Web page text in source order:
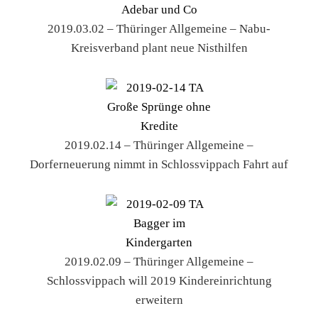
2019.03.02 – Thüringer Allgemeine – Nabu-
Kreisverband plant neue Nisthilfen
2019.02.14 – Thüringer Allgemeine –
Dorferneuerung nimmt in Schlossvippach Fahrt auf
2019.02.09 – Thüringer Allgemeine –
Schlossvippach will 2019 Kindereinrichtung
erweitern